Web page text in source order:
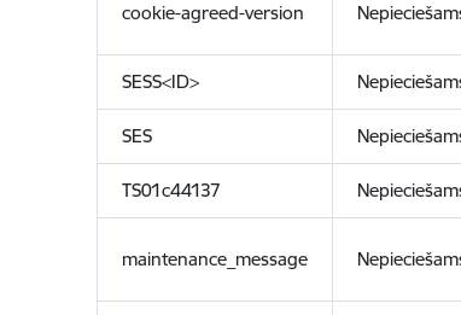
cookie-agreed-version
SESS<ID>
SES
TS01c44137
maintenance_message